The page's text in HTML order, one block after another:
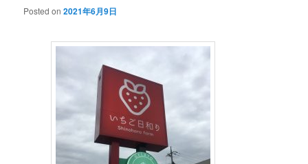
Posted on2021年6月9日